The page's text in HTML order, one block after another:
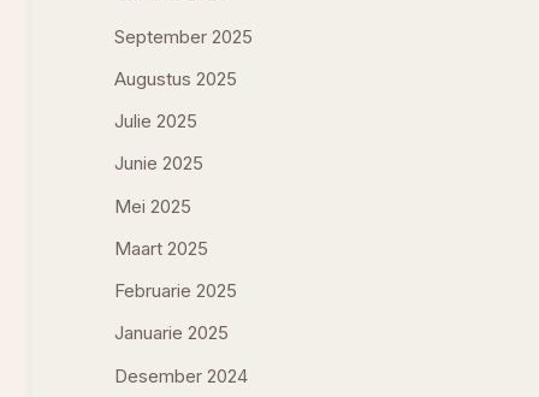
September 2025
Augustus 2025
Julie 2025
Junie 2025
Mei 2025
Maart 2025
Februarie 2025
Januarie 2025
Desember 2024